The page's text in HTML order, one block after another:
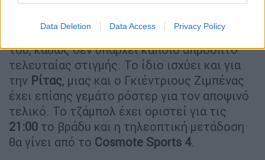
Data Deletion Data Access Privacy Policy
Στο αγωνιστικό κομμάτι ο
Ντράγκαν
μπορεί να υπολογίζει σε όλους τους παίκτες
του, καθώς δεν υπάρχει κάποιο απρόοπτο
τελευταίας στιγμής. Το ίδιο ισχύει και για
την Ρίτας, μιας και ο Γκιέντριους Ζιμπένας
έχει επίσης γεμάτο ρόστερ για τον αποψινό
τελικό. Το τζάμπολ έχει οριστεί για τις
21:00 το βράδυ και η τηλεοπτική μετάδοση
θα γίνει από το Cosmote Sports 4.